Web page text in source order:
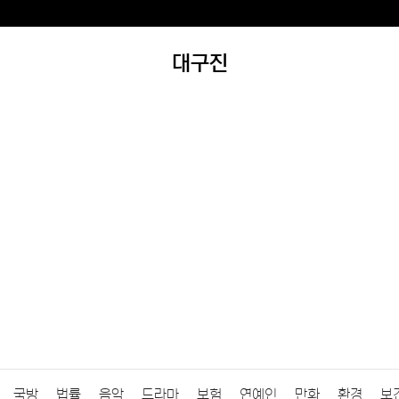
대구진
국방 법률 음악 드라마 보험 연예인 만화 환경 보